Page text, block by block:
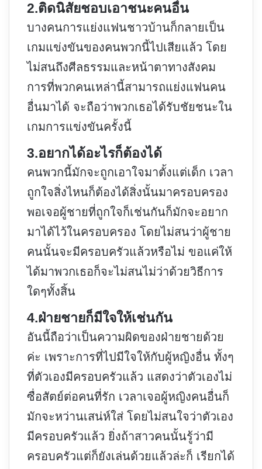
2.ติดนิสัยชอบเอาชนะคนอื่น
บางคนการแย่งแฟนชาวบ้านก็กลายเป็น
เกมแข่งขันของคนพวกนี้ไปเสียแล้ว โดย
ไม่สนถึงศีลธรรมและหน้าตาทางสังคม
การที่พวกคนเหล่านี้สามารถแย่งแฟนคน
อื่นมาได้ จะถือว่าพวกเธอได้รับชัยชนะใน
เกมการแข่งขันครั้งนี้
3.อยากได้อะไรก็ต้องได้
คนพวกนี้มักจะถูกเอาใจมาตั้งแต่เด็ก เวลา
ถูกใจสิ่งไหนก็ต้องได้สิ่งนั้นมาครอบครอง
พอเจอผู้ชายที่ถูกใจก็เช่นกันก็มักจะอยาก
มาได้ไว้ในครอบครอง โดยไม่สนว่าผู้ชาย
คนนั้นจะมีครอบครัวแล้วหรือไม่ ขอแค่ให้
ได้มาพวกเธอก็จะไม่สนไม่ว่าด้วยวิธีการ
ใดๆทั้งสิ้น
4.ฝ่ายชายก็มีใจให้เช่นกัน
อันนี้ถือว่าเป็นความผิดของฝ่ายชายด้วย
ค่ะ เพราะการที่ไปมีใจให้กับผู้หญิงอื่น ทั้งๆ
ที่ตัวเองมีครอบครัวแล้ว แสดงว่าตัวเองไม่
ซื่อสัตย์ต่อคนที่รัก เวลาเจอผู้หญิงคนอื่นก็
มักจะหว่านเสน่ห์ใส่ โดยไม่สนใจว่าตัวเอง
มีครอบครัวแล้ว ยิ่งถ้าสาวคนนั้นรู้ว่ามี
ครอบครัวแต่ก็ยังเล่นด้วยแล้วล่ะก็ เรียกได้